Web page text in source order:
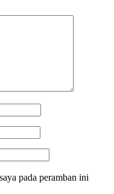
pada peramban ini